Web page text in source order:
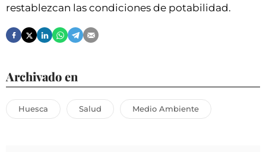
restablezcan las condiciones de potabilidad.
Archivado en
Huesca Salud Medio Ambiente